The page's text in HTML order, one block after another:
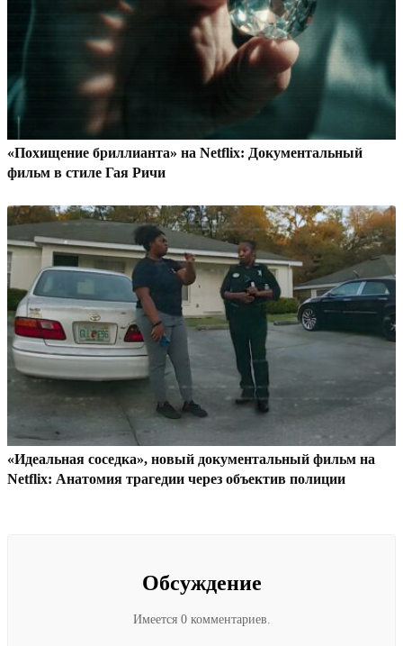
«Похищение бриллианта» на Netflix: Документальный
фильм в стиле Гая Ричи
«Идеальная соседка», новый документальный фильм на
Netflix: Анатомия трагедии через объектив полиции
Обсуждение
Имеется 0 комментариев.